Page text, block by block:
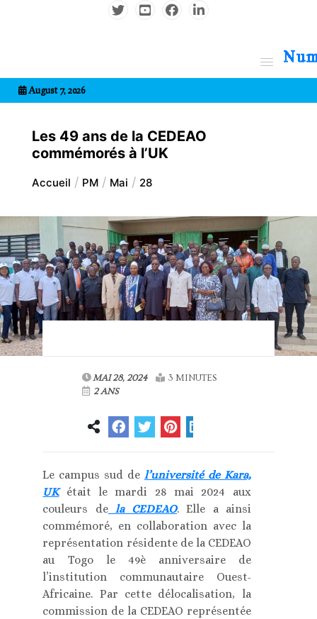
August 7, 2026
Les 49 ans de la CEDEAO
commémorés à l’UK
Accueil PM Mai 28
MAI 28, 2024
3 MINUTES
2 ANS
Le campus sud del’université de Kara,
UKétait le mardi 28 mai 2024 aux
couleurs dela CEDEAO. Elle a ainsi
commémoré, en collaboration avec la
représentation résidente de la CEDEAO
au Togo le 49è anniversaire de
l’institution communautaire Ouest-
Africaine. Par cette délocalisation, la
commission de la CEDEAO représentée